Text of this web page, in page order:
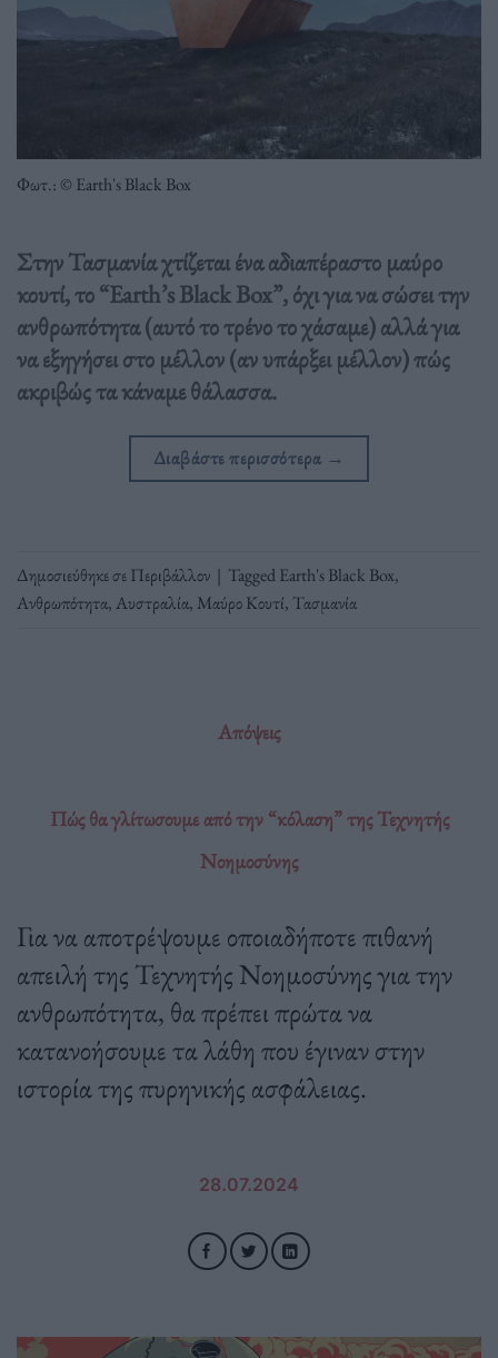
Φωτ.: © Earth's Black Box
Στην Τασμανία χτίζεται ένα αδιαπέραστο μαύρο
κουτί, το “Earth’s Black Box”, όχι για να σώσει την
ανθρωπότητα (αυτό το τρένο το χάσαμε) αλλά για
να εξηγήσει στο μέλλον (αν υπάρξει μέλλον) πώς
ακριβώς τα κάναμε θάλασσα.
Διαβάστε περισσότερα →
Δημοσιεύθηκε σεΠεριβάλλον | TaggedEarth's Black Box,
Ανθρωπότητα,Αυστραλία, Μαύρο Κουτί, Τασμανία
Απόψεις
Πώς θα γλίτωσουμε από την “κόλαση” της Τεχνητής
Νοημοσύνης
Για να αποτρέψουμε οποιαδήποτε πιθανή
απειλή της Τεχνητής Νοημοσύνης για την
ανθρωπότητα, θα πρέπει πρώτα να
κατανοήσουμε τα λάθη που έγιναν στην
ιστορία της πυρηνικής ασφάλειας.
28.07.2024